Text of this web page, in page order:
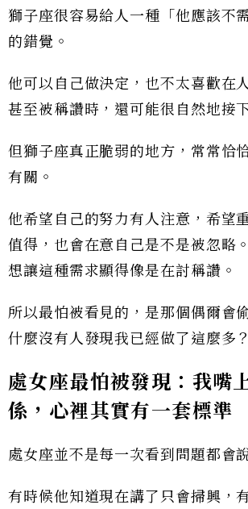
獅子座很容易給人一種「他應該不
的錯覺。
他可以自己做決定，也不太喜歡在
甚至被稱讚時，還可能很自然地接
但獅子座真正脆弱的地方，常常恰
有關。
他希望自己的努力有人注意，希望
值得，也會在意自己是不是被忽略
想讓這種需求顯得像是在討稱讚。
所以最怕被看見的，是那個偶爾會
什麼沒有人發現我已經做了這麼多
處女座最怕被發現：我嘴
係，心裡其實有一套標準
處女座並不是每一次看到問題都會
有時候他知道現在講了只會掃興，